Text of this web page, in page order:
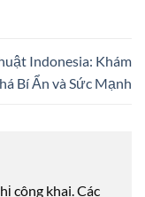
Indonesia: Khám
Bí Ẩn và Sức Mạnh
công khai.Các